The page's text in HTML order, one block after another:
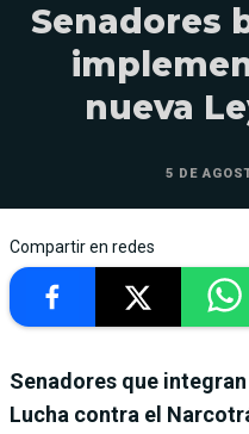
Senadores
nueva
5 DE
Compartir en redes
Senadores que
Lucha contra el